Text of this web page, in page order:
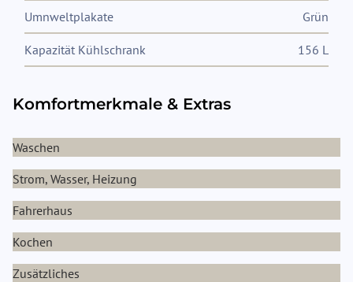
Umnweltplakate Grün
Kapazität Kühlschrank 156 L
Komfortmerkmale & Extras
Waschen
Strom, Wasser, Heizung
Fahrerhaus
Kochen
Zusätzliches